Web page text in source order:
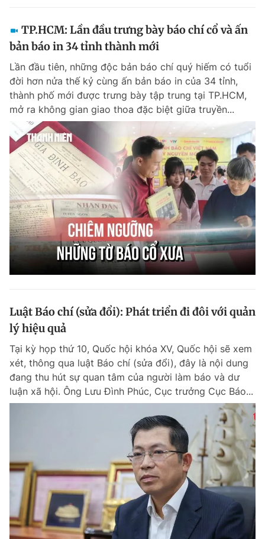
Tổng thư ký tòa soạn: Đức Trung
Giấy phép xuất bản số 110/GP - BTTTT cấp ngày 24.3.2020
© 2003-2026 Bản quyền thuộc về Báo Thanh Niên. Cấm sao chép
dưới mọi hình thức nếu không có sự chấp thuận bằng văn bản.
Phát triển bởi ePi Technologies, JSC.
TP.HCM: Lần đầu trưng bày báo chí cổ và ấn
bản báo in 34 tỉnh thành mới
Lần đầu tiên, những độc bản báo chí quý hiếm có tuổi
đời hơn nửa thế kỷ cùng ấn bản báo in của 34 tỉnh,
thành phố mới được trưng bày tập trung tại TP.HCM,
mở ra không gian giao thoa đặc biệt giữa truyền...
Luật Báo chí (sửa đổi): Phát triển đi đôi với quản
lý hiệu quả
Tại kỳ họp thứ 10, Quốc hội khóa XV, Quốc hội sẽ xem
xét, thông qua luật Báo chí (sửa đổi), đây là nội dung
đang thu hút sự quan tâm của người làm báo và dư
luận xã hội. Ông Lưu Đình Phúc, Cục trưởng Cục Báo...